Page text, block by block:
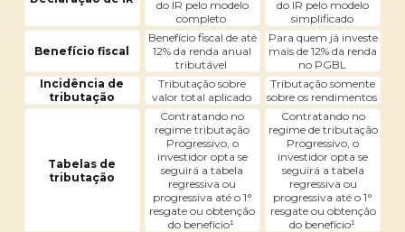
do IR pelo modelo
completo
do IR pelo modelo
simplificado
Benefício fiscal
Benefício fiscal de até
12% da renda anual
tributável
Para quem já investe
mais de 12% da renda
no PGBL
Incidência de
tributação
Tributação sobre
valor total aplicado
Tributação somente
sobre os rendimentos
Tabelas de
tributação
Contratando no
regime tributação
Progressivo, o
investidor opta se
seguirá a tabela
regressiva ou
progressiva até o 1°
resgate ou obtenção
do benefício¹
Contratando no
regime de tributação
Progressivo, o
investidor opta se
seguirá a tabela
regressiva ou
progressiva até o 1°
resgate ou obtenção
do benefício¹